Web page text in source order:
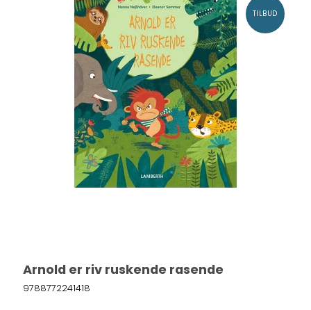
TILBUD
Arnold er riv ruskende rasende
9788772241418